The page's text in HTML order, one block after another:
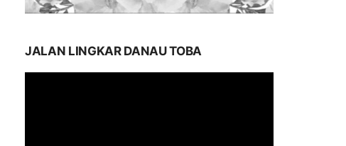
JALAN LINGKAR DANAU TOBA